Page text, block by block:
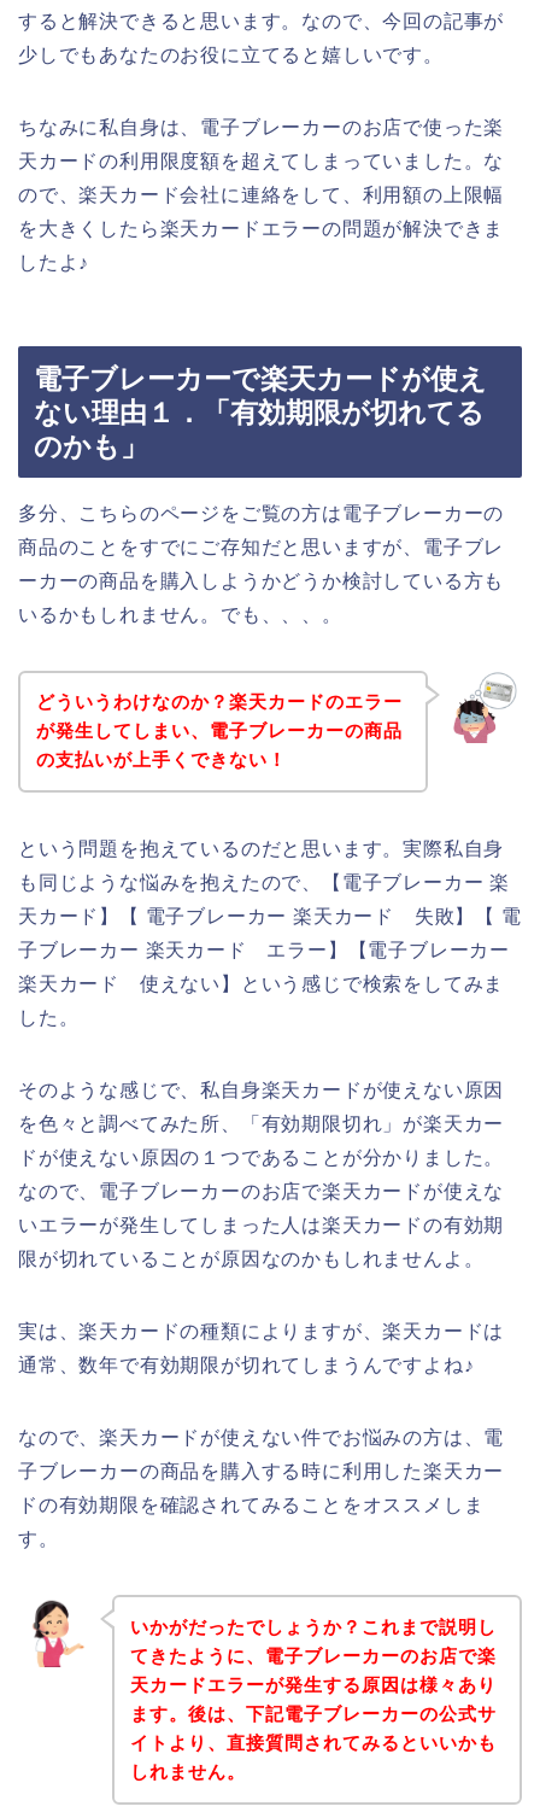
すると解決できると思います。なので、今回の記事が
少しでもあなたのお役に立てると嬉しいです。
ちなみに私自身は、電子ブレーカーのお店で使った楽
天カードの利用限度額を超えてしまっていました。な
ので、楽天カード会社に連絡をして、利用額の上限幅
を大きくしたら楽天カードエラーの問題が解決できま
したよ♪
電子ブレーカーで楽天カードが使え
ない理由１．「有効期限が切れてる
のかも」
多分、こちらのページをご覧の方は電子ブレーカーの
商品のことをすでにご存知だと思いますが、電子ブレ
ーカーの商品を購入しようかどうか検討している方も
いるかもしれません。でも、、、。
どういうわけなのか？楽天カードのエラー
が発生してしまい、電子ブレーカーの商品
の支払いが上手くできない！
という問題を抱えているのだと思います。実際私自身
も同じような悩みを抱えたので、【電子ブレーカー 楽
天カード】【 電子ブレーカー 楽天カード 失敗】【 電
子ブレーカー 楽天カード エラー】【電子ブレーカー
楽天カード 使えない】という感じで検索をしてみま
した。
そのような感じで、私自身楽天カードが使えない原因
を色々と調べてみた所、「有効期限切れ」が楽天カー
ドが使えない原因の１つであることが分かりました。
なので、電子ブレーカーのお店で楽天カードが使えな
いエラーが発生してしまった人は楽天カードの有効期
限が切れていることが原因なのかもしれませんよ。
実は、楽天カードの種類によりますが、楽天カードは
通常、数年で有効期限が切れてしまうんですよね♪
なので、楽天カードが使えない件でお悩みの方は、電
子ブレーカーの商品を購入する時に利用した楽天カー
ドの有効期限を確認されてみることをオススメしま
す。
いかがだったでしょうか？これまで説明し
てきたように、電子ブレーカーのお店で楽
天カードエラーが発生する原因は様々あり
ます。後は、下記電子ブレーカーの公式サ
イトより、直接質問されてみるといいかも
しれません。